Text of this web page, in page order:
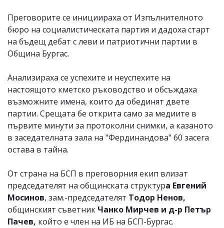
Преговорите се инициираха от Изпълнителното
бюро на социалистическата партия и дадоха старт
на бъдещ дебат с леви и патриотични партии в
Община Бургас.
Анализираха се успехите и неуспехите на
настоящото кметско ръководство и обсъждаха
възможните имена, които да обединят двете
партии. Срещата бе открита само за медиите в
първите минути за протоколни снимки, а казаното
в заседателната зала на "Фердинандова" 60 засега
остава в тайна.
От страна на БСП в преговорния екип влизат
председателят на общинската структура Евгений
Мосинов, зам.-председателят Тодор Ненов,
общинският съветник Чанко Мирчев и д-р Петър
Пачев, който е член на ИБ на БСП-Бургас.